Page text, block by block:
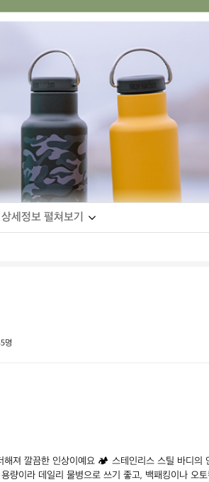
상세정보 펼쳐보기
명
해져 깔끔한 인상이예요 🏕️ 스테인리스 스틸 바디의
량이라 데일리 물병으로 쓰기 좋고, 백패킹이나 오